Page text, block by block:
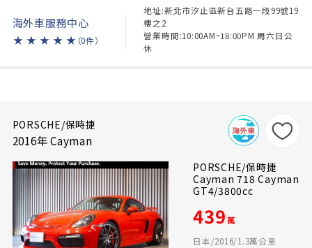
海外車服務中心
★ ★ ★ ★ ★ （0件）
地址:新北市汐止區新台五路一段99號19
樓之2
營業時間:10:00AM~18:00PM 周六日公
休
PORSCHE/保時捷
2016年 Cayman
PORSCHE/保時捷
Cayman 718 Cayman
GT4/3800cc
439萬
日本/2016/1.3萬公里